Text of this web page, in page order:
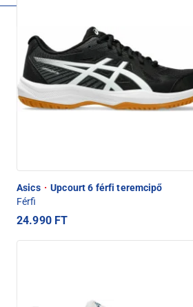
Asics · Upcourt 6 férfi teremcipő
Férfi
24.990 FT